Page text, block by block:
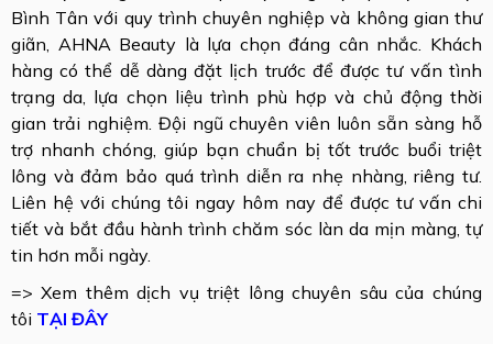
Bình Tân với quy trình chuyên nghiệp và không gian thư
giãn, AHNA Beauty là lựa chọn đáng cân nhắc. Khách
hàng có thể dễ dàng đặt lịch trước để được tư vấn tình
trạng da, lựa chọn liệu trình phù hợp và chủ động thời
gian trải nghiệm. Đội ngũ chuyên viên luôn sẵn sàng hỗ
trợ nhanh chóng, giúp bạn chuẩn bị tốt trước buổi triệt
lông và đảm bảo quá trình diễn ra nhẹ nhàng, riêng tư.
Liên hệ với chúng tôi ngay hôm nay để được tư vấn chi
tiết và bắt đầu hành trình chăm sóc làn da mịn màng, tự
tin hơn mỗi ngày.
=> Xem thêm dịch vụ triệt lông chuyên sâu của chúng
tôi TẠI ĐÂY